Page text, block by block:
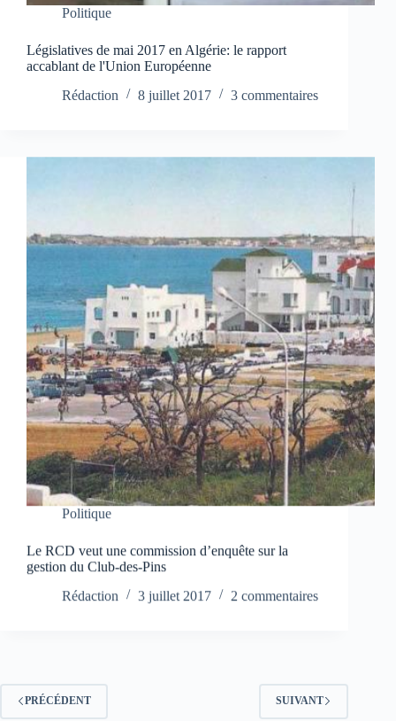
Politique
Législatives de mai 2017 en Algérie: le rapport
accablant de l'Union Européenne
Rédaction
8 juillet 2017 3 commentaires
Politique
Le RCD veut une commission d’enquête sur la
gestion du Club-des-Pins
Rédaction
3 juillet 2017 2 commentaires
PRÉCÉDENT SUIVANT